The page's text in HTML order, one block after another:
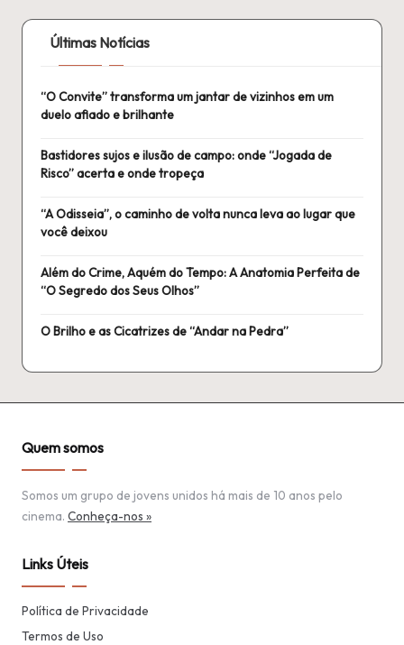
Últimas Notícias
“O Convite” transforma um jantar de vizinhos em um
duelo afiado e brilhante
Bastidores sujos e ilusão de campo: onde “Jogada de
Risco” acerta e onde tropeça
“A Odisseia”, o caminho de volta nunca leva ao lugar que
você deixou
Além do Crime, Aquém do Tempo: A Anatomia Perfeita de
“O Segredo dos Seus Olhos”
O Brilho e as Cicatrizes de “Andar na Pedra”
Quem somos
Somos um grupo de jovens unidos há mais de 10 anos pelo
cinema. Conheça-nos »
Links Úteis
Política de Privacidade
Termos de Uso